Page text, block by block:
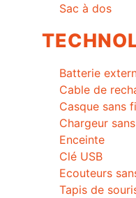
Sac à dos
Batterie
Cable de
Casque sans
Chargeur
Enceinte
Clé USB
Ecouteurs
Tapis de